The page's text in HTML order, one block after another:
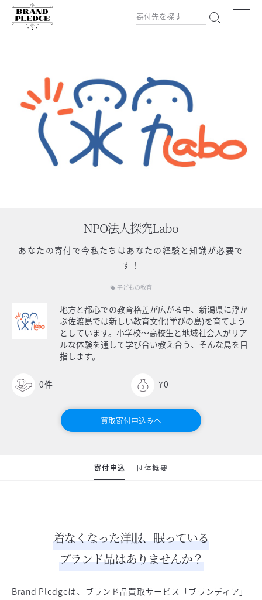
NPO法人探究Labo
あなたの寄付で今私たちはあなたの経験と知識が必要で
す！
local_offer 子どもの教育
地方と都心での教育格差が広がる中、新潟県に浮か
ぶ佐渡島では新しい教育文化(学びの島)を育てよう
としています。小学校〜高校生と地域社会人がリア
ルな体験を通して学び合い教え合う、そんな島を目
指します。
0件 ¥0
買取寄付申込みへ
寄付申込 団体概要
着なくなった洋服、眠っている
ブランド品はありませんか？
Brand Pledgeは、ブランド品買取サービス「ブランディア」